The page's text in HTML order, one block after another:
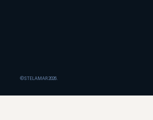
©STELAMAR 2026.